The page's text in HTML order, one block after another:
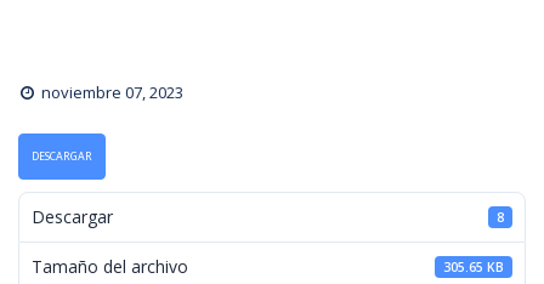
noviembre 07, 2023
DESCARGAR
Descargar 8
Tamaño del archivo 305.65 KB